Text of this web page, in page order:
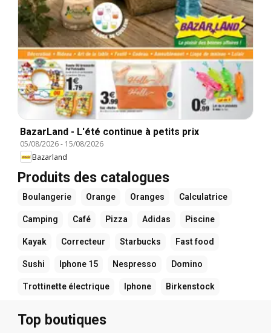
BazarLand - L'été continue à petits prix
05/08/2026- 15/08/2026
Bazarland
Produits des catalogues
Boulangerie Orange Oranges Calculatrice
Camping Café Pizza Adidas Piscine
Kayak Correcteur Starbucks Fast food
Sushi Iphone 15 Nespresso Domino
Trottinette électrique Iphone Birkenstock
Top boutiques